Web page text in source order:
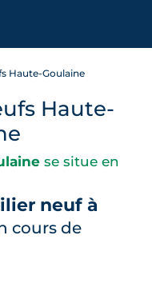
Haute-Goulaine
Haute-
se situe en
neuf à
cours de